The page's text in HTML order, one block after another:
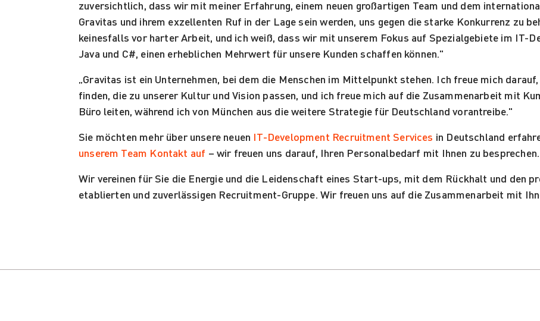
zuversichtlich, dass wir mit meiner Erfahrung, einem neuen großartigen Team und dem
Gravitas und ihrem exzellenten Ruf in der Lage sein werden, uns gegen die starke Konkurrenz zu
keinesfalls vor harter Arbeit, und ich weiß, dass wir mit unserem Fokus auf Spezialgebiete im IT-
Java und C#, einen erheblichen Mehrwert für unsere Kunden schaffen können."
„Gravitas ist ein Unternehmen, bei dem die Menschen im Mittelpunkt stehen. Ich freue mich
finden, die zu unserer Kultur und Vision passen, und ich freue mich auf die Zusammenarbeit mit
Büro leiten, während ich von München aus die weitere Strategie für Deutschland vorantreibe."
Sie möchten mehr über unsere neuen IT-Development Recruitment Services in Deutschland
unserem Team Kontakt auf – wir freuen uns darauf, Ihren Personalbedarf mit Ihnen zu besprechen.
Wir vereinen für Sie die Energie und die Leidenschaft eines Start-ups, mit dem Rückhalt und den
etablierten und zuverlässigen Recruitment-Gruppe. Wir freuen uns auf die Zusammenarbeit mit